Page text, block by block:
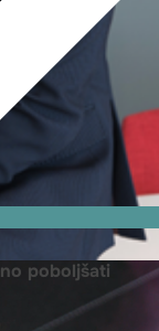
poboljšati